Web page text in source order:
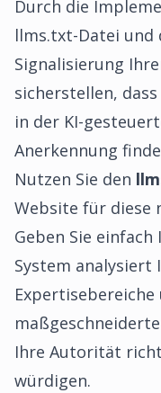
Durch die
llms.txt-Datei und
Signalisierung
sicherstellen,
in der KI-
Anerkennung
Nutzen Sie den
Website für diese
Geben Sie
System
Ihre Autorität
würdigen.